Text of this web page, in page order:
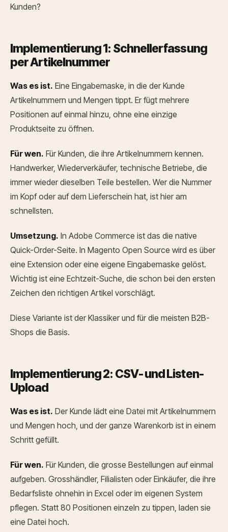
Kunden?
Implementierung 1: Schnellerfassung
per Artikelnummer
Was es ist. Eine Eingabemaske, in die der Kunde
Artikelnummern und Mengen tippt. Er fügt mehrere
Positionen auf einmal hinzu, ohne eine einzige
Produktseite zu öffnen.
Für wen. Für Kunden, die ihre Artikelnummern kennen.
Handwerker, Wiederverkäufer, technische Betriebe, die
immer wieder dieselben Teile bestellen. Wer die Nummer
im Kopf oder auf dem Lieferschein hat, ist hier am
schnellsten.
Umsetzung. In Adobe Commerce ist das die native
Quick-Order-Seite. In Magento Open Source wird es über
eine Extension oder eine eigene Eingabemaske gelöst.
Wichtig ist eine Echtzeit-Suche, die schon bei den ersten
Zeichen den richtigen Artikel vorschlägt.
Diese Variante ist der Klassiker und für die meisten B2B-
Shops die Basis.
Implementierung 2: CSV- und Listen-
Upload
Was es ist. Der Kunde lädt eine Datei mit Artikelnummern
und Mengen hoch, und der ganze Warenkorb ist in einem
Schritt gefüllt.
Für wen. Für Kunden, die grosse Bestellungen auf einmal
aufgeben. Grosshändler, Filialisten oder Einkäufer, die ihre
Bedarfsliste ohnehin in Excel oder im eigenen System
pflegen. Statt 80 Positionen einzeln zu tippen, laden sie
eine Datei hoch.